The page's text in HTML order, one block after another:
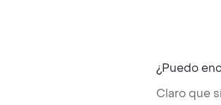
¿Puedo
Claro que